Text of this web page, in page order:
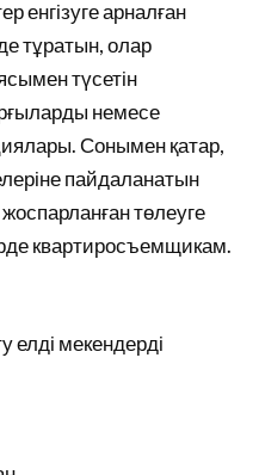
енгізуге арналған
тұратын, олар
түсетін
немесе
Сонымен қатар,
пайдаланатын
төлеуге
квартиросъемщикам.
елді мекендерді